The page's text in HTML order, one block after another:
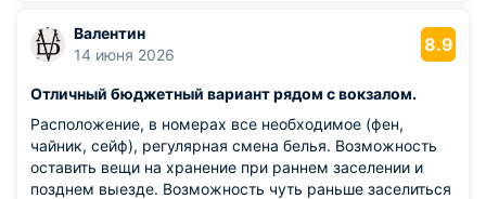
Валентин
14 июня 2026
8.9
Отличный бюджетный вариант рядом с вокзалом.
Расположение, в номерах все необходимое (фен,
чайник, сейф), регулярная смена белья. Возможность
оставить вещи на хранение при раннем заселении и
позднем выезде. Возможность чуть раньше заселиться